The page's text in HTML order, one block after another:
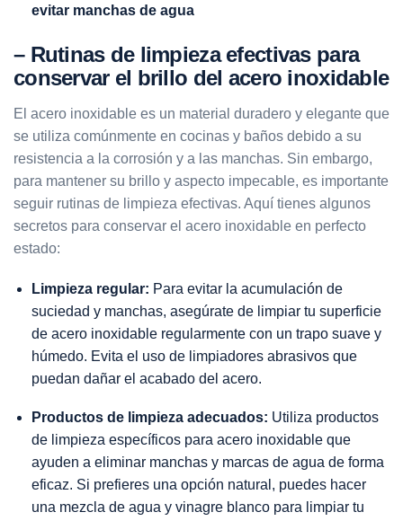
evitar manchas de agua
– Rutinas de limpieza efectivas para
conservar el brillo del acero inoxidable
El acero inoxidable es un material duradero y elegante que
se utiliza comúnmente en cocinas y baños debido a su
resistencia a la corrosión y a las manchas. Sin embargo,
para mantener su brillo y aspecto impecable, es importante
seguir rutinas de limpieza efectivas. Aquí tienes algunos
secretos para conservar el acero inoxidable en perfecto
estado:
Limpieza regular: Para evitar la acumulación de
suciedad y manchas, asegúrate de limpiar tu superficie
de acero inoxidable regularmente con un trapo suave y
húmedo. Evita el uso de limpiadores abrasivos que
puedan dañar el acabado del acero.
Productos de limpieza adecuados: Utiliza productos
de limpieza específicos para acero inoxidable que
ayuden a eliminar manchas y marcas de agua de forma
eficaz. Si prefieres una opción natural, puedes hacer
una mezcla de agua y vinagre blanco para limpiar tu